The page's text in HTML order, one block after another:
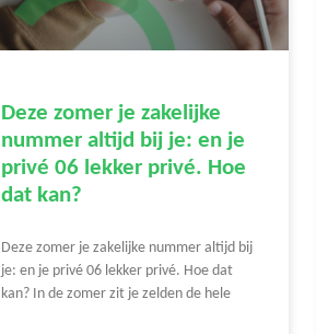
Deze zomer je zakelijke
nummer altijd bij je: en je
privé 06 lekker privé. Hoe
dat kan?
Deze zomer je zakelijke nummer altijd bij
je: en je privé 06 lekker privé. Hoe dat
kan? In de zomer zit je zelden de hele